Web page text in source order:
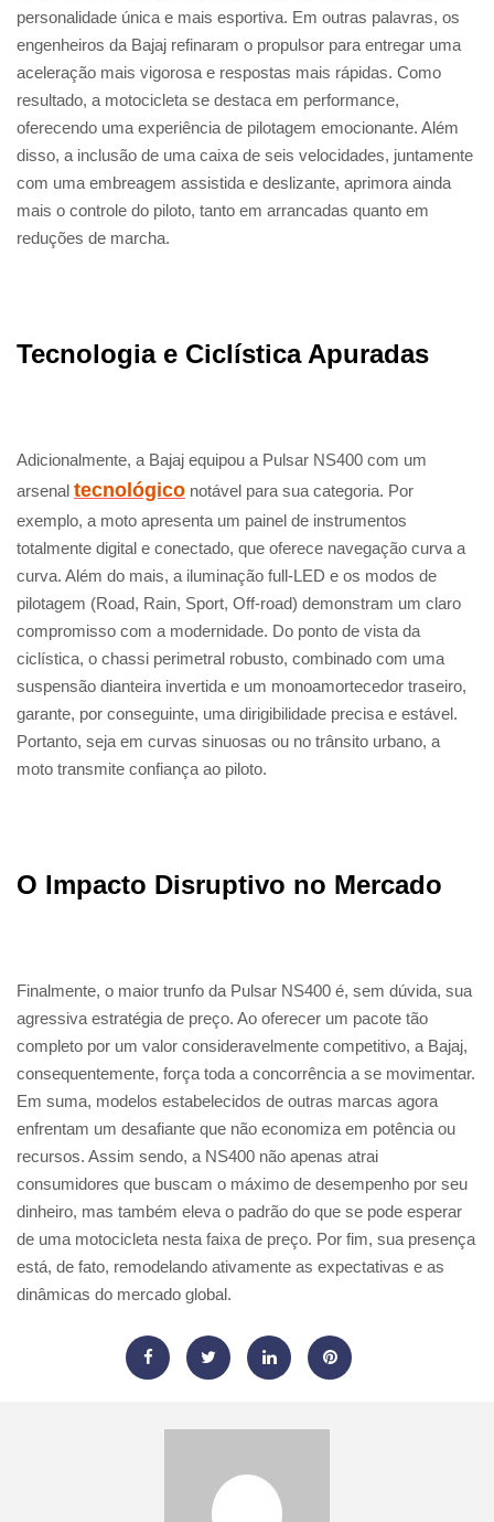
personalidade única e mais esportiva. Em outras palavras, os
engenheiros da Bajaj refinaram o propulsor para entregar uma
aceleração mais vigorosa e respostas mais rápidas. Como
resultado, a motocicleta se destaca em performance,
oferecendo uma experiência de pilotagem emocionante. Além
disso, a inclusão de uma caixa de seis velocidades, juntamente
com uma embreagem assistida e deslizante, aprimora ainda
mais o controle do piloto, tanto em arrancadas quanto em
reduções de marcha.
Tecnologia e Ciclística Apuradas
Adicionalmente, a Bajaj equipou a Pulsar NS400 com um
arsenal tecnológico notável para sua categoria. Por
exemplo, a moto apresenta um painel de instrumentos
totalmente digital e conectado, que oferece navegação curva a
curva. Além do mais, a iluminação full-LED e os modos de
pilotagem (Road, Rain, Sport, Off-road) demonstram um claro
compromisso com a modernidade. Do ponto de vista da
ciclística, o chassi perimetral robusto, combinado com uma
suspensão dianteira invertida e um monoamortecedor traseiro,
garante, por conseguinte, uma dirigibilidade precisa e estável.
Portanto, seja em curvas sinuosas ou no trânsito urbano, a
moto transmite confiança ao piloto.
O Impacto Disruptivo no Mercado
Finalmente, o maior trunfo da Pulsar NS400 é, sem dúvida, sua
agressiva estratégia de preço. Ao oferecer um pacote tão
completo por um valor consideravelmente competitivo, a Bajaj,
consequentemente, força toda a concorrência a se movimentar.
Em suma, modelos estabelecidos de outras marcas agora
enfrentam um desafiante que não economiza em potência ou
recursos. Assim sendo, a NS400 não apenas atrai
consumidores que buscam o máximo de desempenho por seu
dinheiro, mas também eleva o padrão do que se pode esperar
de uma motocicleta nesta faixa de preço. Por fim, sua presença
está, de fato, remodelando ativamente as expectativas e as
dinâmicas do mercado global.